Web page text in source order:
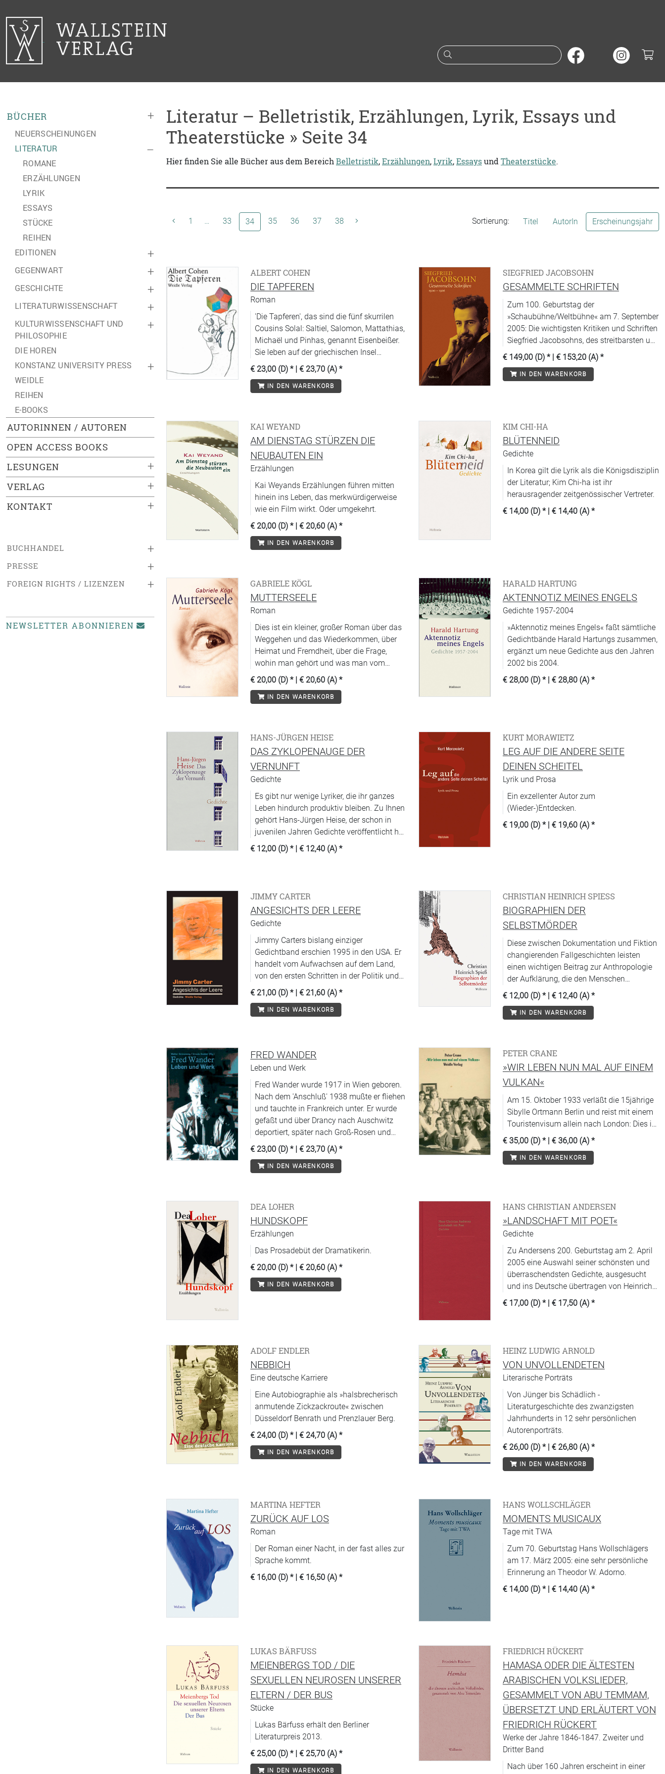
Suche nach Büchern oder
+
BÜCHER
NEUERSCHEINUNGEN
–
LITERATUR
ROMANE
ERZÄHLUNGEN
LYRIK
ESSAYS
STÜCKE
REIHEN
+
EDITIONEN
+
GEGENWART
+
GESCHICHTE
+
LITERATURWISSENSCHAFT
+
KULTURWISSENSCHAFT UND
PHILOSOPHIE
DIE HOREN
+
KONSTANZ UNIVERSITY PRESS
WEIDLE
REIHEN
E-BOOKS
AUTORINNEN / AUTOREN
OPEN ACCESS BOOKS
+
LESUNGEN
+
VERLAG
+
KONTAKT
+
BUCHHANDEL
+
PRESSE
+
FOREIGN RIGHTS / LIZENZEN
NEWSLETTER ABONNIEREN
Literatur – Belletristik, Erzählungen, Lyrik, Essays und
Theaterstücke » Seite 34
Hier finden Sie alle Bücher aus dem BereichBelletristik,Erzählungen,Lyrik,EssaysundTheaterstücke.
1 … 33 34(aktuelle Seite)
35 36 37 38 Sortierung: Titel AutorIn Erscheinungsjahr
ALBERT COHEN
DIE TAPFEREN
Roman
'Die Tapferen', das sind die fünf skurrilen
Cousins Solal: Saltiel, Salomon, Mattathias,
Michaël und Pinhas, genannt Eisenbeißer.
Sie leben auf der griechischen Insel
Kephalonia. Ihr Wortführer ist Eisenbeißer,
der 'Bey der Lügner' und 'Kapitän der
Winde'. Aus Geldmangel hat er sich zum
dessen eine Universität zu gründen. Dort
unterrichtet er alles, vom Sinn
eingeschriebener Briefe bis zur Kunst der
Verführung. Als die fünf einen Brief mit
einem Scheck ihres Neffen Solal de Solal
aus Genf erhalten, wird die Universität
kurzerhand geschlossen, und sie machen
sich auf den Weg zu ihm. Zuerst aber
über Paris nach England weiter, wo
Eisenbeißer unbedingt die Königin
seiner pittoresken Figuren schildert.
€ 23,00 (D) * | € 23,70 (A) *
IN DEN WARENKORB
SIEGFRIED JACOBSOHN
GESAMMELTE SCHRIFTEN
Zum 100. Geburtstag der
»Schaubühne/Weltbühne« am 7. September
2005: Die wichtigsten Kritiken und Schriften
Siegfried Jacobsohns, des streitbarsten und
stilistisch brillantesten Theaterkritikers, den
Deutschland je hatte.
€ 149,00 (D) * | € 153,20 (A) *
IN DEN WARENKORB
KAI WEYAND
AM DIENSTAG STÜRZEN DIE
NEUBAUTEN EIN
Erzählungen
Kai Weyands Erzählungen führen mitten
hinein ins Leben, das merkwürdigerweise
wie ein Film wirkt. Oder umgekehrt.
€ 20,00 (D) * | € 20,60 (A) *
IN DEN WARENKORB
KIM CHI-HA
BLÜTENNEID
Gedichte
In Korea gilt die Lyrik als die Königsdisziplin
der Literatur; Kim Chi-ha ist ihr
herausragender zeitgenössischer Vertreter.
€ 14,00 (D) * | € 14,40 (A) *
GABRIELE KÖGL
MUTTERSEELE
Roman
Dies ist ein kleiner, großer Roman über das
Weggehen und das Wiederkommen, über
Heimat und Fremdheit, über die Frage,
wohin man gehört und was man vom
Leben will.
€ 20,00 (D) * | € 20,60 (A) *
IN DEN WARENKORB
HARALD HARTUNG
AKTENNOTIZ MEINES ENGELS
Gedichte 1957-2004
»Aktennotiz meines Engels« faßt sämtliche
Gedichtbände Harald Hartungs zusammen,
ergänzt um neue Gedichte aus den Jahren
2002 bis 2004.
€ 28,00 (D) * | € 28,80 (A) *
HANS-JÜRGEN HEISE
DAS ZYKLOPENAUGE DER
VERNUNFT
Gedichte
Es gibt nur wenige Lyriker, die ihr ganzes
Leben hindurch produktiv bleiben. Zu Ihnen
gehört Hans-Jürgen Heise, der schon in
juvenilen Jahren Gedichte veröffentlicht hat
und dem »die Tinte der Imagination bisher
nicht trocken geworden ist«.
€ 12,00 (D) * | € 12,40 (A) *
KURT MORAWIETZ
LEG AUF DIE ANDERE SEITE
DEINEN SCHEITEL
Lyrik und Prosa
Ein exzellenter Autor zum
(Wieder-)Entdecken.
€ 19,00 (D) * | € 19,60 (A) *
JIMMY CARTER
ANGESICHTS DER LEERE
Gedichte
Jimmy Carters bislang einziger
Gedichtband erschien 1995 in den USA. Er
handelt vom Aufwachsen auf dem Land,
von den ersten Schritten in der Politik und
vonder Natur.
€ 21,00 (D) * | € 21,60 (A) *
IN DEN WARENKORB
CHRISTIAN HEINRICH SPIESS
BIOGRAPHIEN DER
SELBSTMÖRDER
Diese zwischen Dokumentation und Fiktion
changierenden Fallgeschichten leisten
einen wichtigen Beitrag zur Anthropologie
der Aufklärung, die den Menschen
bevorzugt auf den Schattenseiten von
Wahn, Verbrechen oder Suizid erforscht.
€ 12,00 (D) * | € 12,40 (A) *
IN DEN WARENKORB
FRED WANDER
Leben und Werk
Fred Wander wurde 1917 in Wien geboren.
Nach dem 'Anschluß' 1938 mußte er fliehen
und tauchte in Frankreich unter. Er wurde
gefaßt und über Drancy nach Auschwitz
deportiert, später nach Groß-Rosen und
schließlich Buchenwald, wo er im April
1945 befreit wurde. Bis 1956 lebte er in
Wien, dann übersiedelte er in die DDR. Seit
€ 23,00 (D) * | € 23,70 (A) *
IN DEN WARENKORB
PETER CRANE
»WIR LEBEN NUN MAL AUF EINEM
VULKAN«
Am 15. Oktober 1933 verläßt die 15jährige
Sibylle Ortmann Berlin und reist mit einem
Touristenvisum allein nach London: Dies ist
der Beginn des Auseinanderbrechens einer
jüdischen Familie.
€ 35,00 (D) * | € 36,00 (A) *
IN DEN WARENKORB
DEA LOHER
HUNDSKOPF
Erzählungen
Das Prosadebüt der Dramatikerin.
€ 20,00 (D) * | € 20,60 (A) *
IN DEN WARENKORB
HANS CHRISTIAN ANDERSEN
»LANDSCHAFT MIT POET«
Gedichte
Zu Andersens 200. Geburtstag am 2. April
2005 eine Auswahl seiner schönsten und
überraschendsten Gedichte, ausgesucht
und ins Deutsche übertragen von Heinrich
Detering.
€ 17,00 (D) * | € 17,50 (A) *
ADOLF ENDLER
NEBBICH
Eine deutsche Karriere
Eine Autobiographie als »halsbrecherisch
anmutende Zickzackroute« zwischen
Düsseldorf Benrath und Prenzlauer Berg.
€ 24,00 (D) * | € 24,70 (A) *
IN DEN WARENKORB
HEINZ LUDWIG ARNOLD
VON UNVOLLENDETEN
Literarische Porträts
Von Jünger bis Schädlich -
Literaturgeschichte des zwanzigsten
Jahrhunderts in 12 sehr persönlichen
Autorenporträts.
€ 26,00 (D) * | € 26,80 (A) *
IN DEN WARENKORB
MARTINA HEFTER
ZURÜCK AUF LOS
Roman
Der Roman einer Nacht, in der fast alles zur
Sprache kommt.
€ 16,00 (D) * | € 16,50 (A) *
HANS WOLLSCHLÄGER
MOMENTS MUSICAUX
Tage mit TWA
Zum 70. Geburtstag Hans Wollschlägers
am 17. März 2005: eine sehr persönliche
Erinnerung an Theodor W. Adorno.
€ 14,00 (D) * | € 14,40 (A) *
LUKAS BÄRFUSS
MEIENBERGS TOD / DIE
SEXUELLEN NEUROSEN UNSERER
ELTERN / DER BUS
Stücke
Lukas Bärfuss erhält den Berliner
Literaturpreis 2013.
€ 25,00 (D) * | € 25,70 (A) *
IN DEN WARENKORB
FRIEDRICH RÜCKERT
HAMASA ODER DIE ÄLTESTEN
ARABISCHEN VOLKSLIEDER,
GESAMMELT VON ABU TEMMAM,
ÜBERSETZT UND ERLÄUTERT VON
FRIEDRICH RÜCKERT
Werke der Jahre 1846-1847. Zweiter und
Dritter Band
Nach über 160 Jahren erscheint in einer